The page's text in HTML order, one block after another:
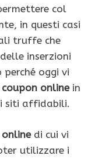
col
in questi casi
truffe che
inserzioni
oggi vi
onlinein
siti affidabili.
di cui vi
utilizzare i